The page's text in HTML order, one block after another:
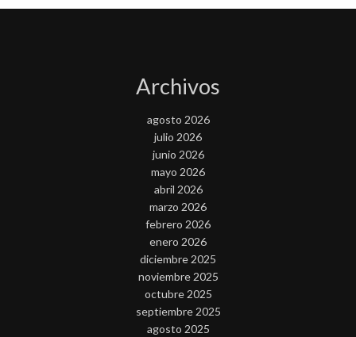
Archivos
agosto 2026
julio 2026
junio 2026
mayo 2026
abril 2026
marzo 2026
febrero 2026
enero 2026
diciembre 2025
noviembre 2025
octubre 2025
septiembre 2025
agosto 2025